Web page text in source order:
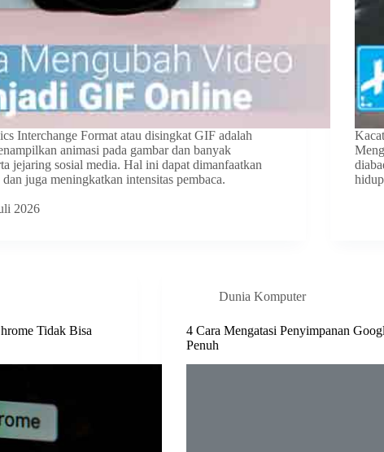
Interchange Format atau disingkat GIF adalah
animasi pada gambar dan banyak
jejaring sosial media. Hal ini dapat dimanfaatkan
juga meningkatkan intensitas pembaca.
2026
Tidak Bisa
Dunia Komputer
4 Cara Mengatasi Penyimpanan
Penuh